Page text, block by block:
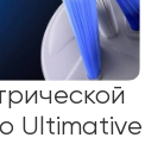
Ultimative